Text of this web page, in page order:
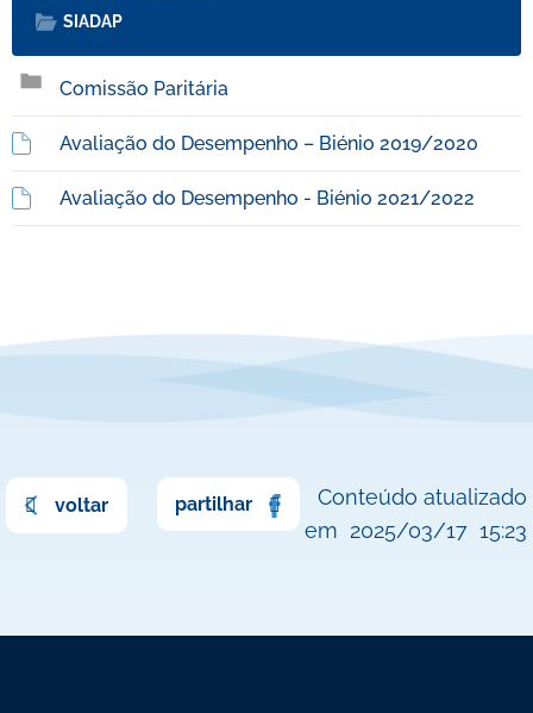
SIADAP
Comissão Paritária
Avaliação do Desempenho – Biénio 2019/2020
Avaliação do Desempenho - Biénio 2021/2022
voltar partilhar
Conteúdo atualizado
em 2025/03/17 15:23